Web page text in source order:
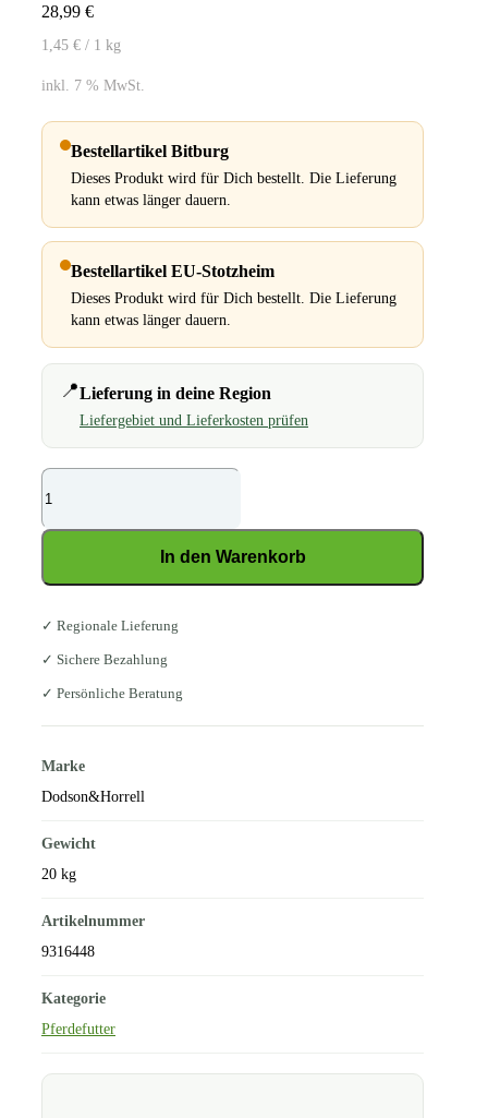
28,99 €
1,45 € / 1 kg
inkl. 7 % MwSt.
Bestellartikel Bitburg
Dieses Produkt wird für Dich bestellt. Die Lieferung
kann etwas länger dauern.
Bestellartikel EU-Stotzheim
Dieses Produkt wird für Dich bestellt. Die Lieferung
kann etwas länger dauern.
📍Lieferung in deine Region
Liefergebiet und Lieferkosten prüfen
D&H
Kwikbeet
Menge
In den Warenkorb
✓ Regionale Lieferung
✓ Sichere Bezahlung
✓ Persönliche Beratung
Marke
Dodson&Horrell
Gewicht
20 kg
Artikelnummer
9316448
Kategorie
Pferdefutter